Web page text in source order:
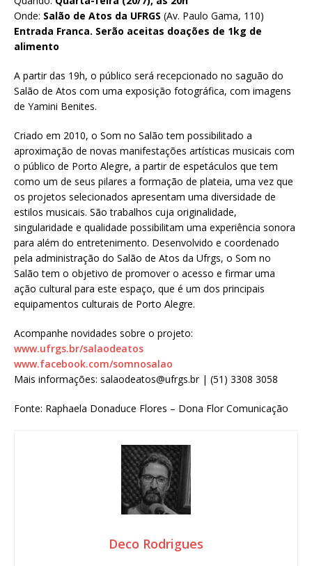
Onde: Salão de Atos da UFRGS (Av. Paulo Gama, 110)
Entrada Franca. Serão aceitas doações de 1kg de
alimento
A partir das 19h, o público será recepcionado no saguão do
Salão de Atos com uma exposição fotográfica, com imagens
de Yamini Benites.
Criado em 2010, o Som no Salão tem possibilitado a
aproximação de novas manifestações artísticas musicais com
o público de Porto Alegre, a partir de espetáculos que tem
como um de seus pilares a formação de plateia, uma vez que
os projetos selecionados apresentam uma diversidade de
estilos musicais. São trabalhos cuja originalidade,
singularidade e qualidade possibilitam uma experiência sonora
para além do entretenimento. Desenvolvido e coordenado
pela administração do Salão de Atos da Ufrgs, o Som no
Salão tem o objetivo de promover o acesso e firmar uma
ação cultural para este espaço, que é um dos principais
equipamentos culturais de Porto Alegre.
Acompanhe novidades sobre o projeto:
www.ufrgs.br/salaodeatos
www.facebook.com/somnosalao
Mais informações: salaodeatos@ufrgs.br | (51) 3308 3058
Fonte: Raphaela Donaduce Flores – Dona Flor Comunicação
Deco Rodrigues